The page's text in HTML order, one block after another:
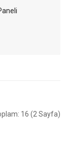
16 (2 Sayfa)